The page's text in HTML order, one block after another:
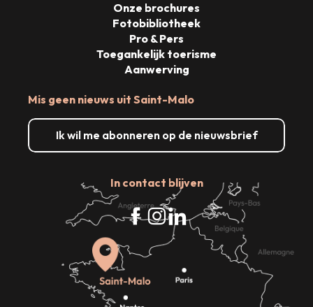
Mis geen nieuws uit Saint-Malo
Ik wil me abonneren op de nieuwsbrief
In contact blijven
Onze brochures
Fotobibliotheek
Pro & Pers
Toegankelijk toerisme
Aanwerving